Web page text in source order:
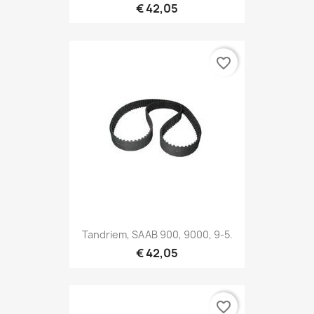
€ 42,05
Tandriem, SAAB 900, 9000, 9-5.
€ 42,05
favorite_border
favorite_border